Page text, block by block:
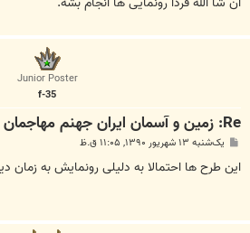
Junior Poster
f-35
Re: زمين و آسمان ايران جهنم مهاجمان خواهد شد
ت
یک‌شنبه ۱۳ شهریور ۱۳۹۰, ۱۱:۰۵ ق.ظ
این طرح ها احتمالا به دلیلی رونمایش به زمان